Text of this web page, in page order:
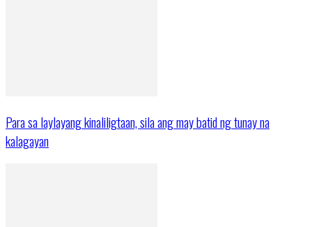
Para sa laylayang kinaliligtaan, sila ang may batid ng tunay na
kalagayan